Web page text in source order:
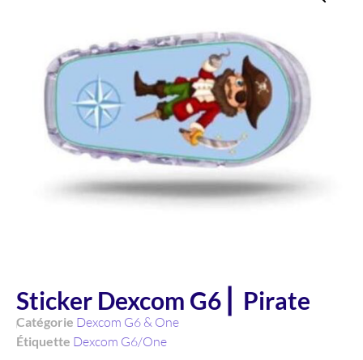
Sticker Dexcom G6 ⎜ Pirate
Catégorie Dexcom G6 & One
Étiquette Dexcom G6/One